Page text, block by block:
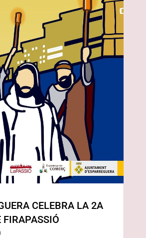
CELEBRA LA 2A
FIRAPASSIÓ